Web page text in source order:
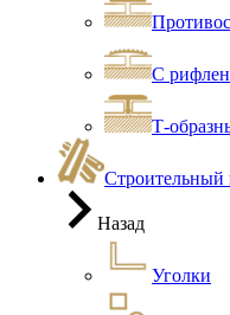
С
Т-
Назад
Уголки